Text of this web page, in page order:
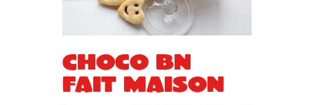
Choco BN
fait maison